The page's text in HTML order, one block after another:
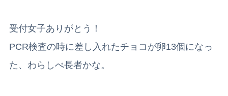
受付女子ありがとう！
PCR検査の時に差し入れたチョコが卵13個になっ
た、わらしべ長者かな。